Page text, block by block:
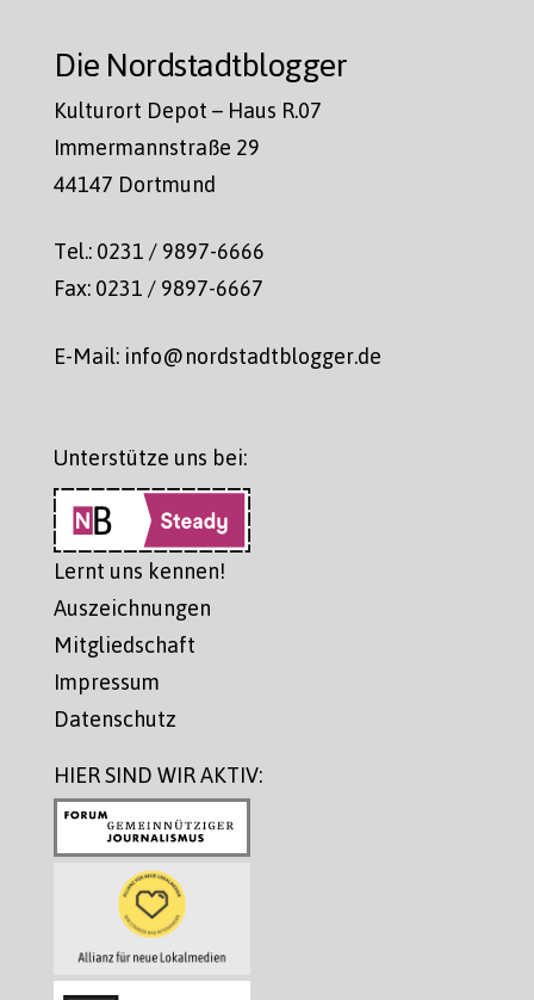
Die Nordstadtblogger
Kulturort Depot – Haus R.07
Immermannstraße 29
44147 Dortmund
Tel.: 0231 / 9897-6666
Fax: 0231 / 9897-6667
E-Mail: info@nordstadtblogger.de
Unterstütze uns bei:
Lernt uns kennen!
Auszeichnungen
Mitgliedschaft
Impressum
Datenschutz
HIER SIND WIR AKTIV: